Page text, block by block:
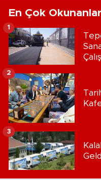
En Çok Okunanlar
1
2
3